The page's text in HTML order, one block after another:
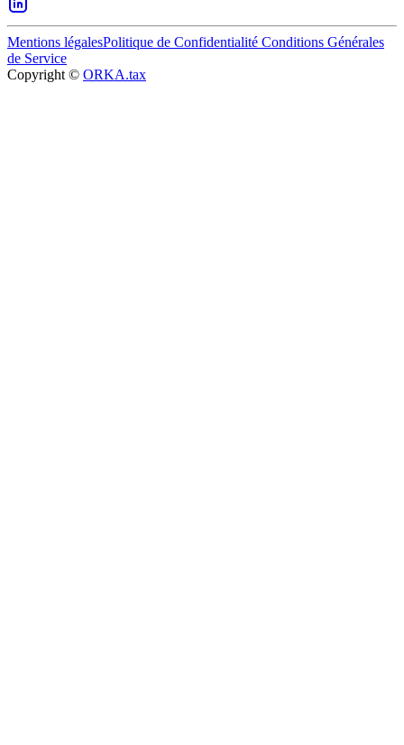
Mentions légalesPolitique de Confidentialité Conditions Générales
de Service
Copyright © ORKA.tax